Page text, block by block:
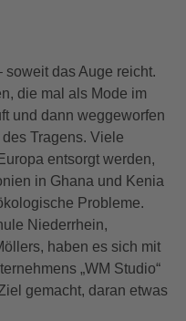
soweit das Auge reicht.
die mal als Mode im
und dann weggeworfen
Tragens. Viele
entsorgt werden,
in Ghana und Kenia
Probleme.
Niederrhein,
haben es sich mit
„WM Studio“
gemacht, daran etwas